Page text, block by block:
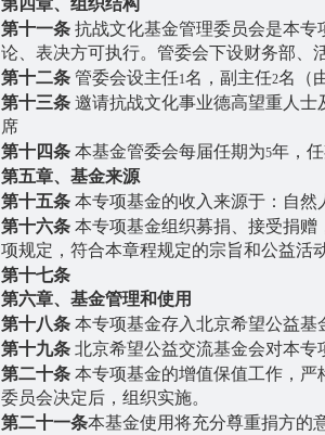
第四章、组织结构
第十一条 抗战文化基金管理委员会是本
论、表决方可执行。管委会下设财务部、
第十二条 管委会设主任1名，副主任2名（
第十三条 邀请抗战文化事业德高望重人
席
第十四条 本基金管委会每届任期为5年，
第五章、基金来源
第十五条 本专项基金的收入来源于：自然
第十六条 本专项基金组织募捐、接受捐
项规定，符合本章程规定的宗旨和公益活
第十七条
第六章、基金管理和使用
第十八条 本专项基金存入北京希望公益基
第十九条 北京希望公益交流基金会对本专
第二十条 本专项基金的增值保值工作，
委员会决定后，组织实施。
第二十一条本基金使用将充分尊重捐方的